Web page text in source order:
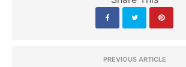
PREVIOUS ARTICLE